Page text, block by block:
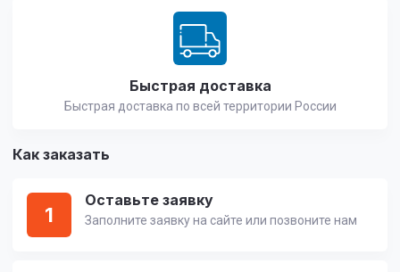
Быстрая доставка
Быстрая доставка по всей территории России
Как заказать
1
Оставьте заявку
Заполните заявку на сайте или позвоните нам